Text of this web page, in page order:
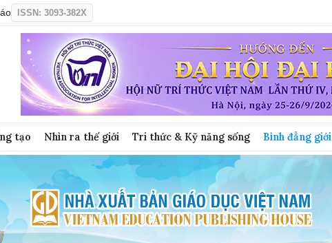
ISSN: 3093-382X
tạo Nhìn ra thế giới Tri thức & Kỹ năng sống Bình đẳng giới